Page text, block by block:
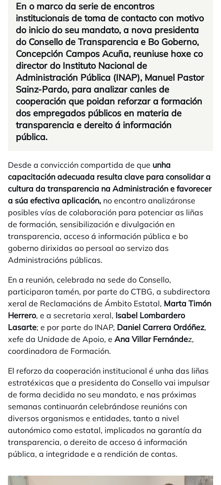
En o marco da serie de encontros
institucionais de toma de contacto con motivo
do inicio do seu mandato, a nova presidenta
do Consello de Transparencia e Bo Goberno,
Concepción Campos Acuña, reuniuse hoxe co
director do Instituto Nacional de
Administración Pública (INAP), Manuel Pastor
Sainz-Pardo, para analizar canles de
cooperación que poidan reforzar a formación
dos empregados públicos en materia de
transparencia e dereito á información
pública.
Desde a convicción compartida de que unha
capacitación adecuada resulta clave para consolidar a
cultura da transparencia na Administración e favorecer
a súa efectiva aplicación, no encontro analizáronse
posibles vías de colaboración para potenciar as liñas
de formación, sensibilización e divulgación en
transparencia, acceso á información pública e bo
goberno dirixidas ao persoal ao servizo das
Administracións públicas.
En a reunión, celebrada na sede do Consello,
participaron tamén, por parte do CTBG, a subdirectora
xeral de Reclamacións de Ámbito Estatal, Marta Timón
Herrero, e a secretaria xeral, Isabel Lombardero
Lasarte; e por parte do INAP, Daniel Carrera Ordóñez,
xefe da Unidade de Apoio, e Ana Villar Fernández,
coordinadora de Formación.
El reforzo da cooperación institucional é unha das liñas
estratéxicas que a presidenta do Consello vai impulsar
de forma decidida no seu mandato, e nas próximas
semanas continuarán celebrándose reunións con
diversos organismos e entidades, tanto a nivel
autonómico como estatal, implicados na garantía da
transparencia, o dereito de acceso á información
pública, a integridade e a rendición de contas.